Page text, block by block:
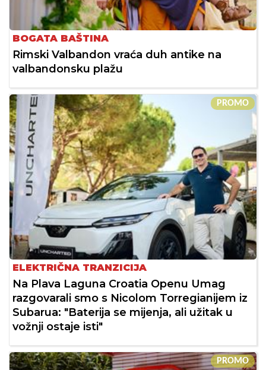
BOGATA BAŠTINA
Rimski Valbandon vraća duh antike na
valbandonsku plažu
PROMO
ELEKTRIČNA TRANZICIJA
Na Plava Laguna Croatia Openu Umag
razgovarali smo s Nicolom Torregianijem iz
Subarua: "Baterija se mijenja, ali užitak u
vožnji ostaje isti"
PROMO